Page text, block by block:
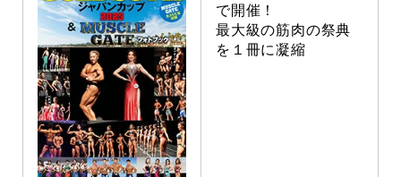
で開催！
最大級の筋肉の祭典
を１冊に凝縮